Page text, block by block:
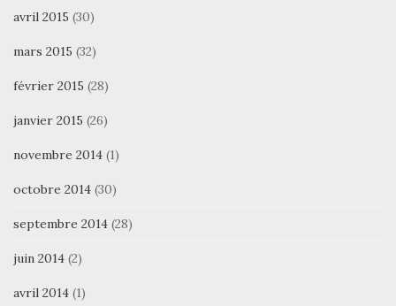
avril 2015 (30)
mars 2015 (32)
février 2015 (28)
janvier 2015 (26)
novembre 2014 (1)
octobre 2014 (30)
septembre 2014 (28)
juin 2014 (2)
avril 2014 (1)